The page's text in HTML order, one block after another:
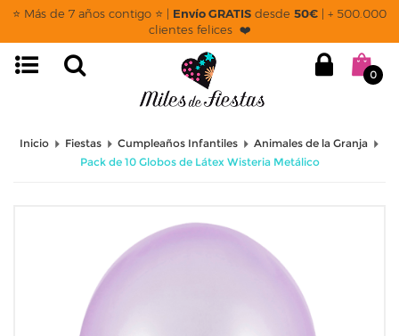
⭐ Más de 7 años contigo ⭐ | Envío GRATIS desde 50€ | + 500.000
clientes felices ❤️
0
Inicio Fiestas Cumpleaños Infantiles
Animales de la Granja
Pack de 10 Globos de Látex Wisteria Metálico